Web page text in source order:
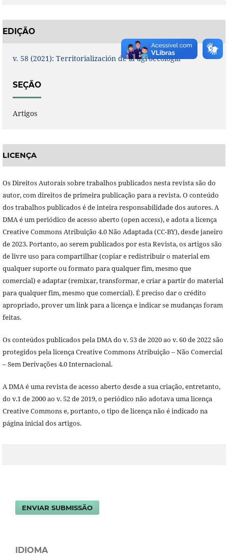
EDIÇÃO
v. 58 (2021): Territorialización de la agroecología
SEÇÃO
Artigos
LICENÇA
Os Direitos Autorais sobre trabalhos publicados nesta revista são do
autor, com direitos de primeira publicação para a revista. O conteúdo
dos trabalhos publicados é de inteira responsabilidade dos autores. A
DMA é um periódico de acesso aberto (open access), e adota a licença
Creative Commons Atribuição 4.0 Não Adaptada (CC-BY), desde janeiro
de 2023. Portanto, ao serem publicados por esta Revista, os artigos são
de livre uso para compartilhar (copiar e redistribuir o material em
qualquer suporte ou formato para qualquer fim, mesmo que
comercial) e adaptar (remixar, transformar, e criar a partir do material
para qualquer fim, mesmo que comercial). É preciso dar o crédito
apropriado, prover um link para a licença e indicar se mudanças foram
feitas.
Os conteúdos publicados pela DMA do v. 53 de 2020 ao v. 60 de 2022 são
protegidos pela licença Creative Commons Atribuição – Não Comercial
– Sem Derivações 4.0 Internacional.
A DMA é uma revista de acesso aberto desde a sua criação, entretanto,
do v.1 de 2000 ao v. 52 de 2019, o periódico não adotava uma licença
Creative Commons e, portanto, o tipo de licença não é indicado na
página inicial dos artigos.
ENVIAR SUBMISSÃO
IDIOMA